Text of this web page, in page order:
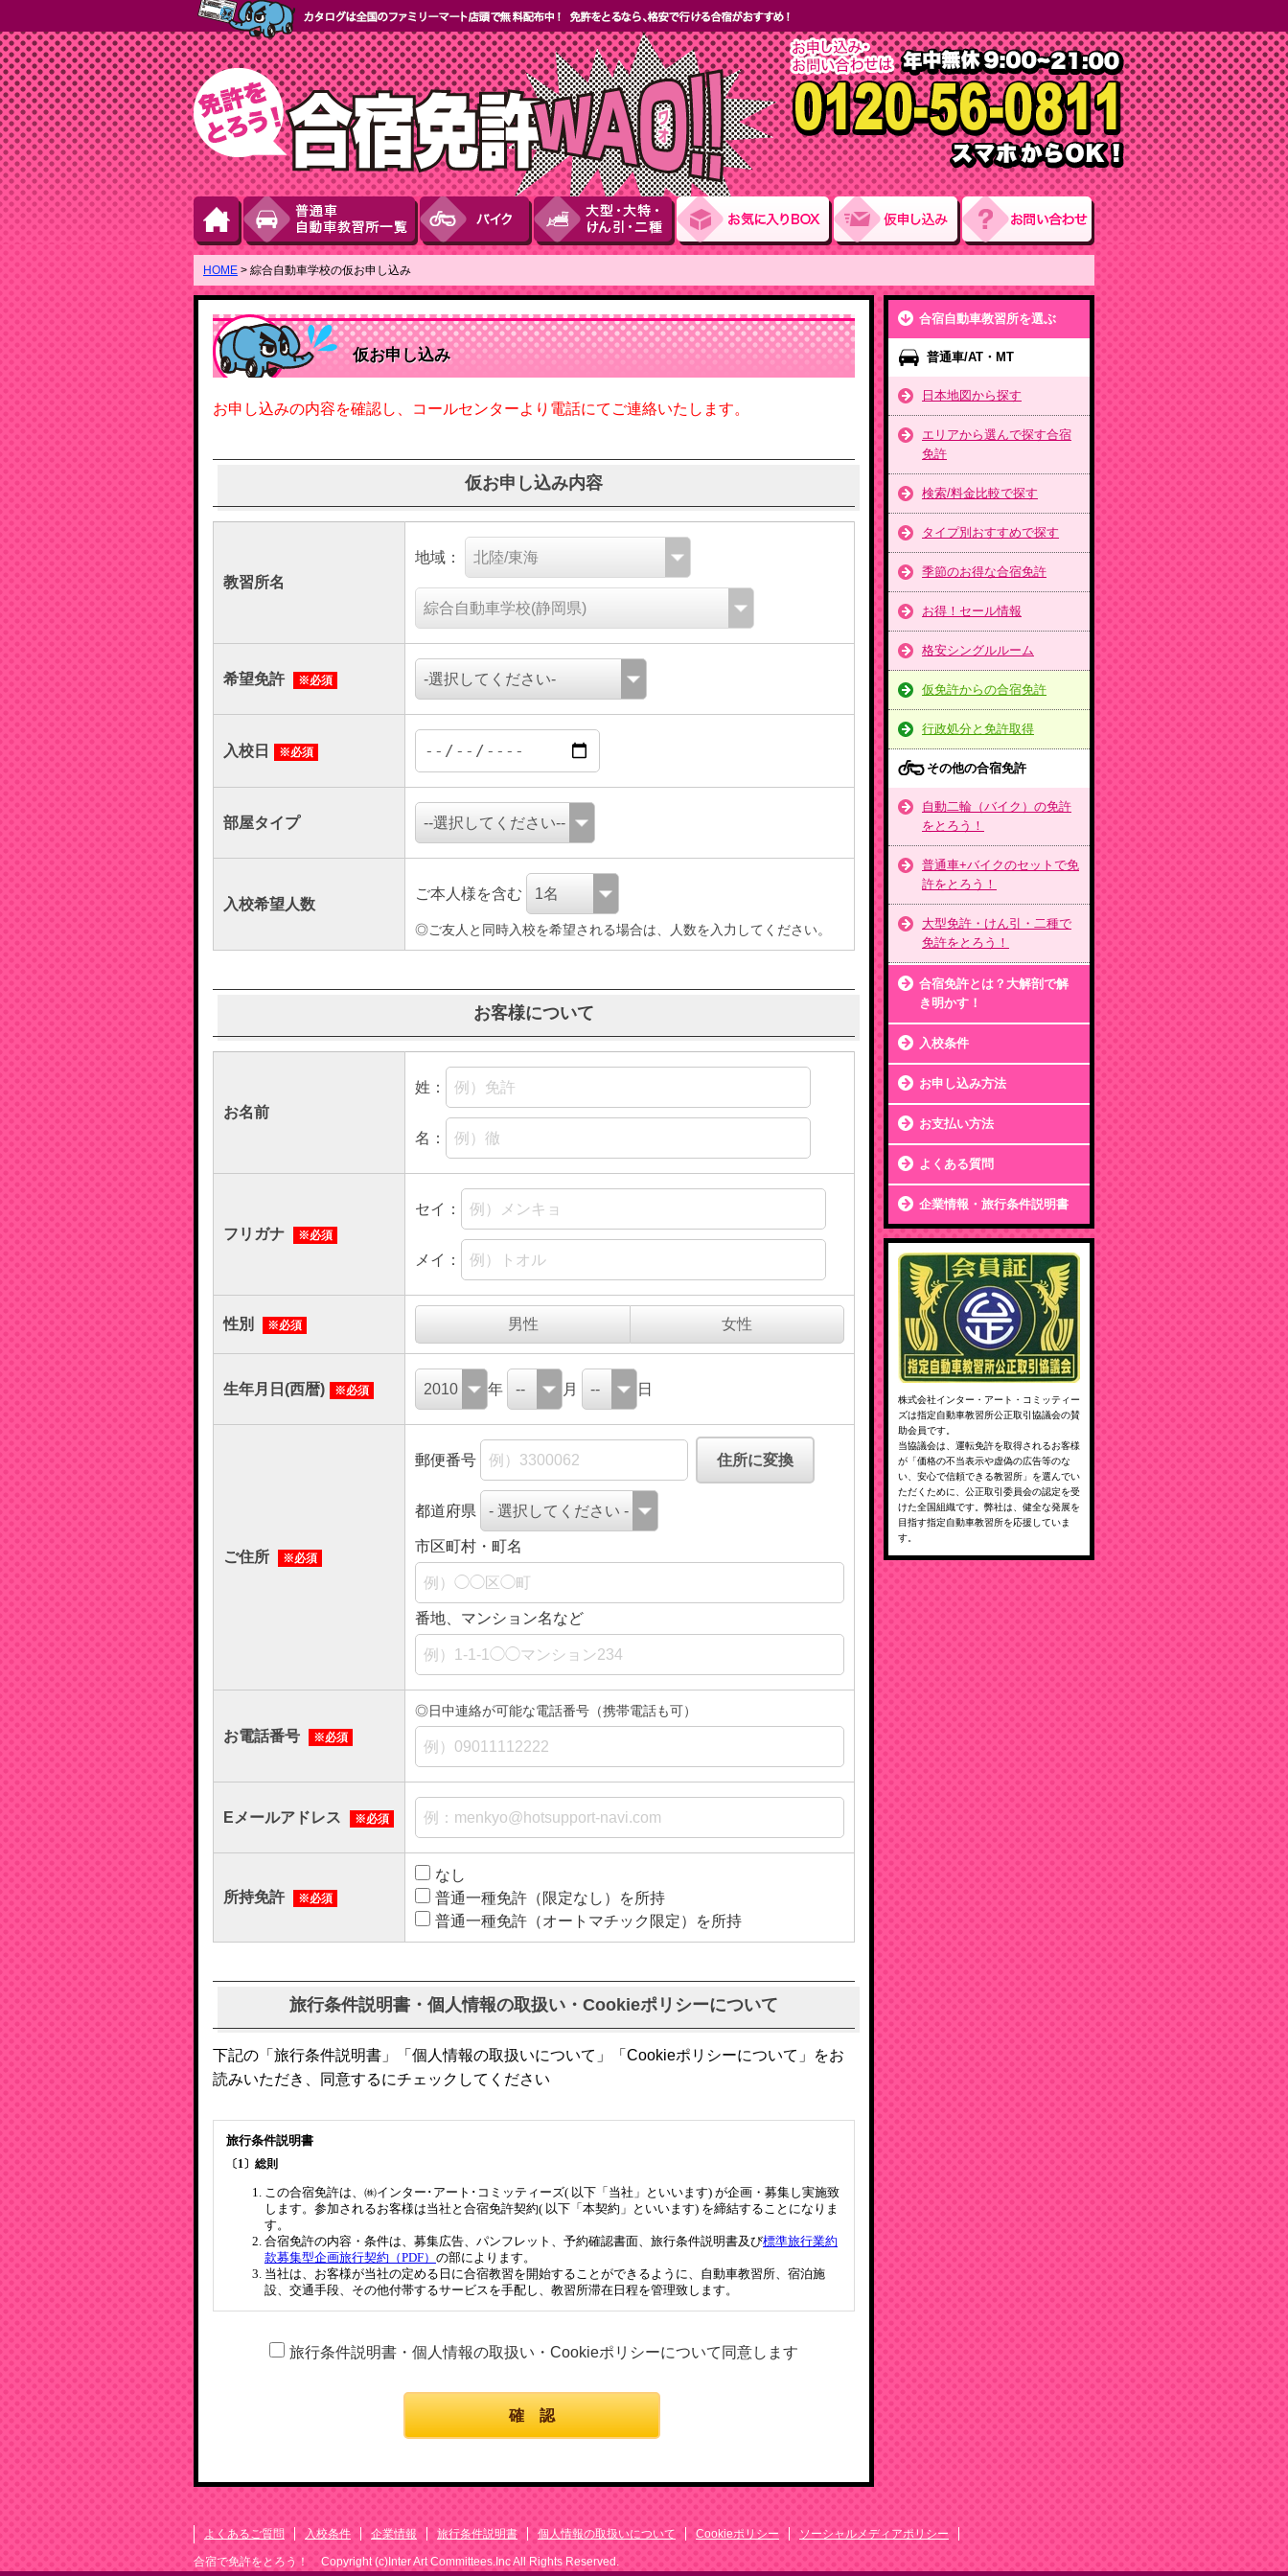
HOME > 綜合自動車学校の仮お申し込み
仮お申し込み
お申し込みの内容を確認し、コールセンターより電話にてご連絡いたします。
仮お申し込み内容
教習所名
地域：
希望免許 ※必須
入校日 ※必須
部屋タイプ
入校希望人数
ご本人様を含む
◎ご友人と同時入校を希望される場合は、人数を入力してください。
お客様について
お名前
姓：
名：
フリガナ ※必須
セイ：
メイ：
性別 ※必須 男性 女性
生年月日(西暦) ※必須 年 月 日
ご住所 ※必須
郵便番号
都道府県
市区町村・町名
番地、マンション名など
お電話番号 ※必須
◎日中連絡が可能な電話番号（携帯電話も可）
Eメールアドレス ※必須
所持免許 ※必須
なし
普通一種免許（限定なし）を所持
普通一種免許（オートマチック限定）を所持
旅行条件説明書・個人情報の取扱い・Cookieポリシーについて
下記の「旅行条件説明書」「個人情報の取扱いについて」「Cookieポリシーについて」をお
読みいただき、同意するにチェックしてください
旅行条件説明書・個人情報の取扱い・Cookieポリシーについて同意します
合宿自動車教習所を選ぶ
普通車/AT・MT
日本地図から探す
エリアから選んで探す合宿
免許
検索/料金比較で探す
タイプ別おすすめで探す
季節のお得な合宿免許
お得！セール情報
格安シングルルーム
仮免許からの合宿免許
行政処分と免許取得
その他の合宿免許
自動二輪（バイク）の免許
をとろう！
普通車+バイクのセットで免
許をとろう！
大型免許・けん引・二種で
免許をとろう！
合宿免許とは？大解剖で解
き明かす！
入校条件
お申し込み方法
お支払い方法
よくある質問
企業情報・旅行条件説明書
株式会社インター・アート・コミッティー
ズは指定自動車教習所公正取引協議会の賛
助会員です。
当協議会は、運転免許を取得されるお客様
が「価格の不当表示や虚偽の広告等のな
い、安心で信頼できる教習所」を選んでい
ただくために、公正取引委員会の認定を受
けた全国組織です。弊社は、健全な発展を
目指す指定自動車教習所を応援していま
す。
よくあるご質問 入校条件 企業情報 旅行条件説明書 個人情報の取扱いについて Cookieポリシー ソーシャルメディアポリシー
合宿で免許をとろう！ Copyright (c)Inter Art Committees.Inc All Rights Reserved.